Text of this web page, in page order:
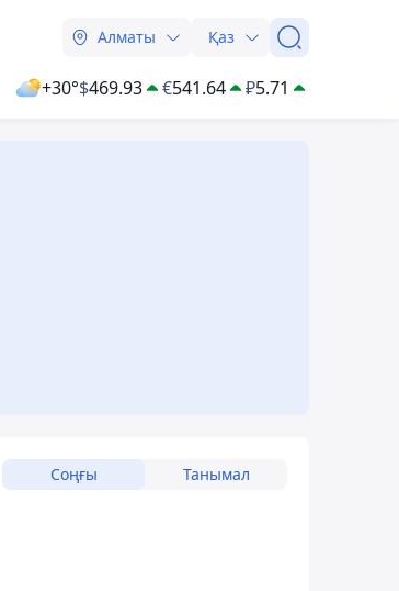
Алматы Қаз
+30°$469.93 €541.64 ₽5.71
Соңғы Танымал